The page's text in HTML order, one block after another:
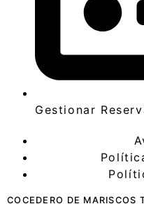
Gestionar
COCEDERO DE